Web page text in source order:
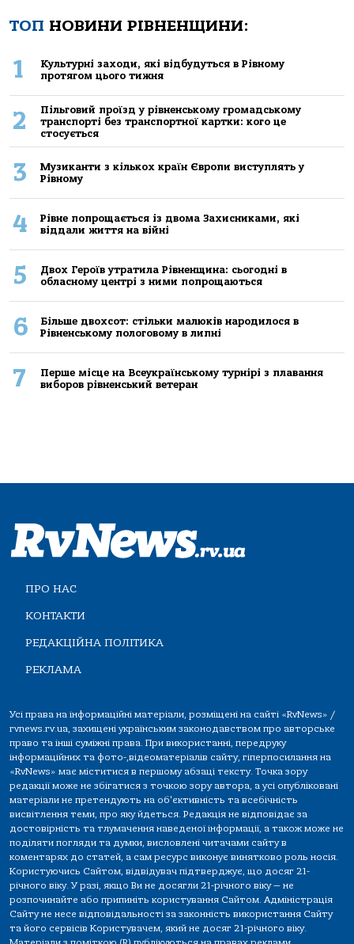
ТОП НОВИНИ РІВНЕНЩИНИ:
1
Культурні заходи, які відбудуться в Рівному
протягом цього тижня
2
Пільговий проїзд у рівненському громадському
транспорті без транспортної картки: кого це
стосується
3
Музиканти з кількох країн Європи виступлять у
Рівному
4
Рівне попрощається із двома Захисниками, які
віддали життя на війні
5
Двох Героїв утратила Рівненщина: сьогодні в
обласному центрі з ними попрощаються
6
Більше двохсот: стільки малюків народилося в
Рівненському пологовому в липні
7
Перше місце на Всеукраїнському турнірі з плавання
виборов рівненський ветеран
ПРО НАС
КОНТАКТИ
РЕДАКЦІЙНА ПОЛІТИКА
РЕКЛАМА
Усі права на інформаційні матеріали, розміщені на сайті «RvNews» /
rvnews.rv.ua, захищені українським законодавством про авторське
право та інші суміжні права. При використанні, передруку
інформаційних та фото-,відеоматеріалів сайту, гіперпосилання на
«RvNews» має міститися в першому абзаці тексту. Точка зору
редакції може не збігатися з точкою зору автора, а усі опубліковані
матеріали не претендують на об'єктивність та всебічність
висвітлення теми, про яку йдеться. Редакція не відповідає за
достовірність та тлумачення наведеної інформації, а також може не
поділяти погляди та думки, висловлені читачами сайту в
коментарях до статей, а сам ресурс виконує винятково роль носія.
Користуючись Сайтом, відвідувач підтверджує, що досяг 21-
річного віку. У разі, якщо Ви не досягли 21-річного віку — не
розпочинайте або припиніть користування Сайтом. Адміністрація
Сайту не несе відповідальності за законність використання Сайту
та його сервісів Користувачем, який не досяг 21-річного віку.